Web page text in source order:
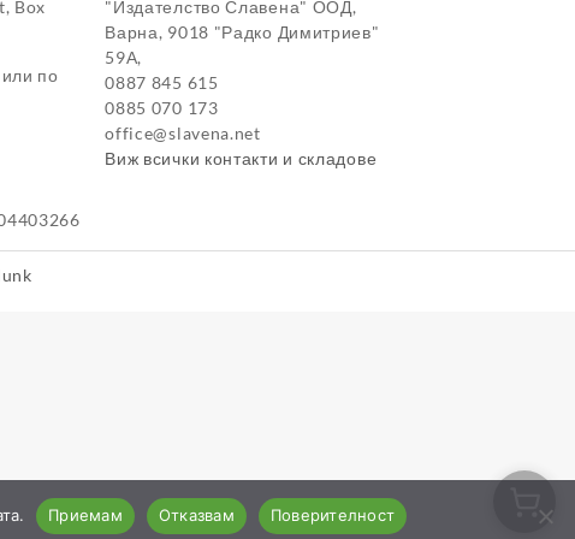
Box
по
"Издателство Славена" ООД,
Варна, 9018 "Радко Димитриев"
59А,
0887 845 615
0885 070 173
office@slavena.net
Виж всички контакти и складове
Приемам Отказвам Поверителност